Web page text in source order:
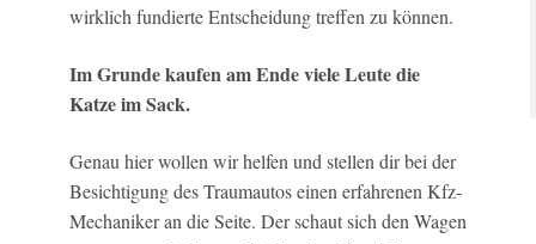
wirklich fundierte Entscheidung treffen zu können.
Im Grunde kaufen am Ende viele Leute die
Katze im Sack.
Genau hier wollen wir helfen und stellen dir bei der
Besichtigung des Traumautos einen erfahrenen Kfz-
Mechaniker an die Seite. Der schaut sich den Wagen